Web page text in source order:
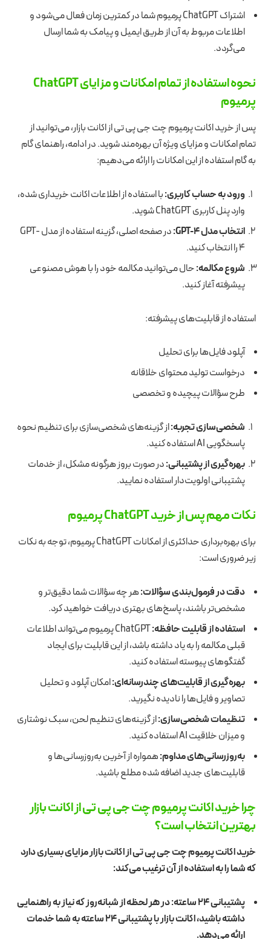
اشتراک ChatGPT پرمیوم شما در کمترین زمان فعال می‌شود و
اطلاعات مربوط به آن از طریق ایمیل و پیامک به شما ارسال
می‌گردد.
نحوه استفاده از تمام امکانات و مزایای ChatGPT
پرمیوم
پس از خرید اکانت پرمیوم چت جی پی تی از اکانت بازار، می‌توانید از
تمام امکانات و مزایای ویژه آن بهره‌مند شوید. در ادامه، راهنمای گام
به گام استفاده از این امکانات را ارائه می‌دهیم:
ورود به حساب کاربری:با استفاده از اطلاعات اکانت خریداری شده،
وارد پنل کاربری ChatGPT شوید.
انتخاب مدلGPT-4
:
در صفحه اصلی، گزینه استفاده از مدل GPT-
4 را انتخاب کنید.
شروع مکالمه:حال می‌توانید مکالمه خود را با هوش مصنوعی
پیشرفته آغاز کنید.
استفاده از قابلیت‌های پیشرفته:
آپلود فایل‌ها برای تحلیل
درخواست تولید محتوای خلاقانه
طرح سؤالات پیچیده و تخصصی
شخصی‌سازی تجربه:از گزینه‌های شخصی‌سازی برای تنظیم نحوه
پاسخگویی AI استفاده کنید.
بهره‌گیری از پشتیبانی:در صورت بروز هرگونه مشکل، از خدمات
پشتیبانی اولویت‌دار استفاده نمایید.
نکات مهم پس از خرید ChatGPT پرمیوم
برای بهره‌برداری حداکثری از امکانات ChatGPT پرمیوم، توجه به نکات
زیر ضروری است:
دقت در فرمول‌بندی سؤالات:هر چه سؤالات شما دقیق‌تر و
مشخص‌تر باشند، پاسخ‌های بهتری دریافت خواهید کرد.
استفاده از قابلیت حافظه:
ChatGPT پرمیوم می‌تواند اطلاعات
قبلی مکالمه را به یاد داشته باشد، از این قابلیت برای ایجاد
گفتگوهای پیوسته استفاده کنید.
بهره‌گیری از قابلیت‌های چندرسانه‌ای:امکان آپلود و تحلیل
تصاویر و فایل‌ها را نادیده نگیرید.
تنظیمات شخصی‌سازی:از گزینه‌های تنظیم لحن، سبک نوشتاری
و میزان خلاقیت AI استفاده کنید.
به‌روزرسانی‌های مداوم:همواره از آخرین به‌روزرسانی‌ها و
قابلیت‌های جدید اضافه شده مطلع باشید.
چرا خرید اکانت پرمیوم چت جی پی تی از اکانت بازار
بهترین انتخاب است؟
خرید اکانت پرمیوم چت جی پی تی از اکانت بازار مزایای بسیاری دارد
که شما را به استفاده از آن ترغیب می‌کند:
پشتیبانی 24 ساعته: در هر لحظه از شبانه‌روز که نیاز به راهنمایی
داشته باشید، اکانت بازار با پشتیبانی 24 ساعته به شما خدمات
ارائه می‌دهد.